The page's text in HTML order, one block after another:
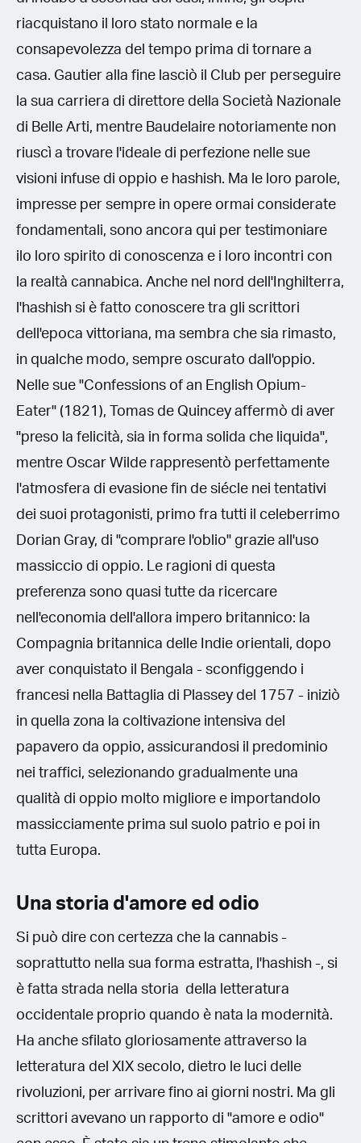
riacquistano il loro stato normale e la
consapevolezza del tempo prima di tornare a
casa. Gautier alla fine lasciò il Club per perseguire
la sua carriera di direttore della Società Nazionale
di Belle Arti, mentre Baudelaire notoriamente non
riuscì a trovare l'ideale di perfezione nelle sue
visioni infuse di oppio e hashish. Ma le loro parole,
impresse per sempre in opere ormai considerate
fondamentali, sono ancora qui per testimoniare
ilo loro spirito di conoscenza e i loro incontri con
la realtà cannabica. Anche nel nord dell'Inghilterra,
l'hashish si è fatto conoscere tra gli scrittori
dell'epoca vittoriana, ma sembra che sia rimasto,
in qualche modo, sempre oscurato dall'oppio.
Nelle sue "Confessions of an English Opium-
Eater" (1821), Tomas de Quincey affermò di aver
"preso la felicità, sia in forma solida che liquida",
mentre Oscar Wilde rappresentò perfettamente
l'atmosfera di evasione fin de siécle nei tentativi
dei suoi protagonisti, primo fra tutti il celeberrimo
Dorian Gray, di "comprare l'oblio" grazie all'uso
massiccio di oppio. Le ragioni di questa
preferenza sono quasi tutte da ricercare
nell'economia dell'allora impero britannico: la
Compagnia britannica delle Indie orientali, dopo
aver conquistato il Bengala - sconfiggendo i
francesi nella Battaglia di Plassey del 1757 - iniziò
in quella zona la coltivazione intensiva del
papavero da oppio, assicurandosi il predominio
nei traffici, selezionando gradualmente una
qualità di oppio molto migliore e importandolo
massicciamente prima sul suolo patrio e poi in
tutta Europa.
Una storia d'amore ed odio
Si può dire con certezza che la cannabis -
soprattutto nella sua forma estratta, l'hashish -, si
è fatta strada nella storia della letteratura
occidentale proprio quando è nata la modernità.
Ha anche sfilato gloriosamente attraverso la
letteratura del XIX secolo, dietro le luci delle
rivoluzioni, per arrivare fino ai giorni nostri. Ma gli
scrittori avevano un rapporto di "amore e odio"